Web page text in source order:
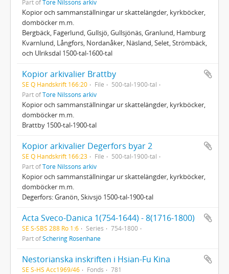
Part ofTore Nilssons arkiv
Kopior och sammanställningar ur skattelängder, kyrkböcker,
domböcker m.m.
Bergbäck, Fagerlund, Gullsjö, Gullsjönäs, Granlund, Hamburg
Kvarnlund, Långfors, Nordanåker, Näsland, Selet, Strömbäck,
och Ulriksdal 1500-tal-1600-tal
Kopior arkivalier Brattby
SE Q Handskrift 166:20 File
500-tal-1900-tal
Part ofTore Nilssons arkiv
Kopior och sammanställningar ur skattelängder, kyrkböcker,
domböcker m.m.
Brattby 1500-tal-1900-tal
Kopior arkivalier Degerfors byar 2
SE Q Handskrift 166:23 File
500-tal-1900-tal
Part ofTore Nilssons arkiv
Kopior och sammanställningar ur skattelängder, kyrkböcker,
domböcker m.m.
Degerfors: Granön, Skivsjö 1500-tal-1900-tal
Acta Sveco-Danica 1(754-1644) - 8(1716-1800)
SE S-SBS 288 Ro 1:6 Series
754-1800
Part ofSchering Rosenhane
Nestorianska inskriften i Hsian-Fu Kina
SE S-HS Acc1969/46 Fonds 781